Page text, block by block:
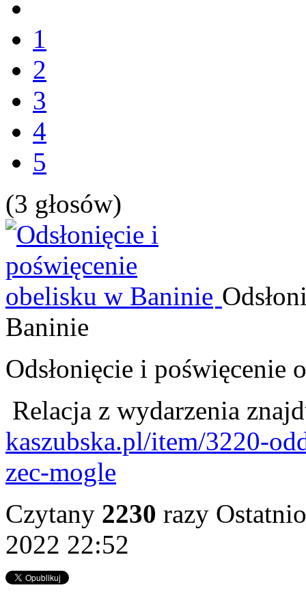
1
2
3
4
5
(3 głosów)
Baninie
Odsłonięcie i poświęcenie
Relacja z wydarzenia
kaszubska.pl/item/3220-
zec-mogle
Czytany 2230 razy
2022 22:52